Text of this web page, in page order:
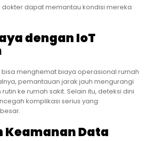
dokter dapat memantau kondisi mereka
dengan IoT
bisa menghemat biaya operasional rumah
pemantauan jarak jauh mengurangi
ke rumah sakit. Selain itu, deteksi dini
komplikasi serius yang
Keamanan Data